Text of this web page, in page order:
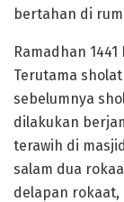
bertahan di
Ramadhan
Terutama
sebelumnya
dilakukan
terawih di
salam dua
delapan rokaat,